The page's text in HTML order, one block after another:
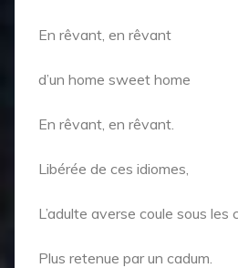
En rêvant, en rêvant
d’un home sweet home
En rêvant, en rêvant.
Libérée de ces idiomes,
L’adulte averse coule sous les
Plus retenue par un cadum.